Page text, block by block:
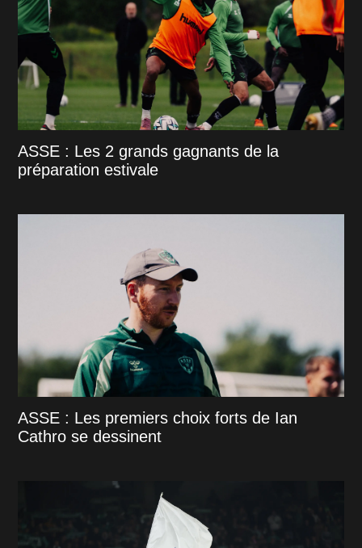
ASSE : Les 2 grands gagnants de la
préparation estivale
ASSE : Les premiers choix forts de Ian
Cathro se dessinent